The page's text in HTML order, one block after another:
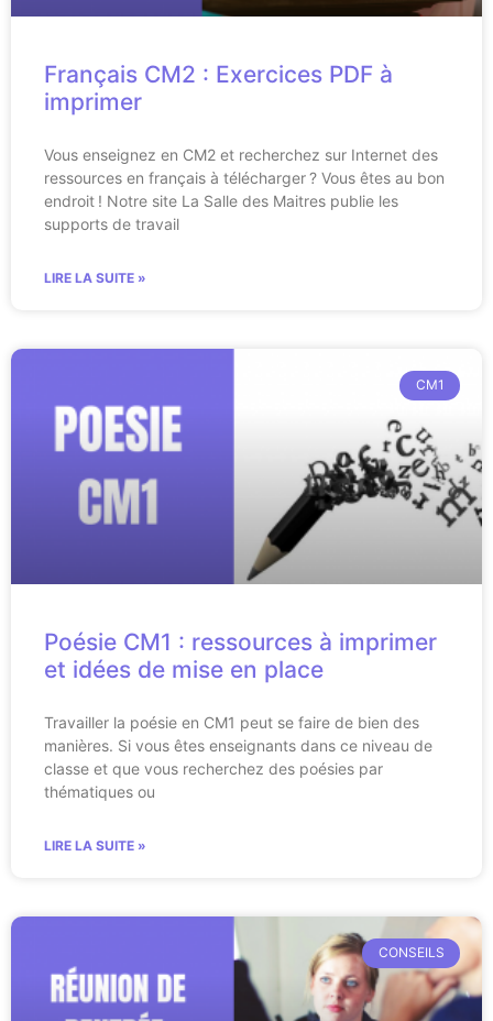
Français CM2 : Exercices PDF à
imprimer
Vous enseignez en CM2 et recherchez sur Internet des
ressources en français à télécharger ? Vous êtes au bon
endroit ! Notre site La Salle des Maitres publie les
supports de travail
LIRE LA SUITE »
CM1
Poésie CM1 : ressources à imprimer
et idées de mise en place
Travailler la poésie en CM1 peut se faire de bien des
manières. Si vous êtes enseignants dans ce niveau de
classe et que vous recherchez des poésies par
thématiques ou
LIRE LA SUITE »
CONSEILS